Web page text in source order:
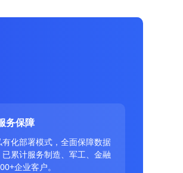
务保障
有化部署模式，全面保障数据
已累计服务制造、军工、金融
企业客户。